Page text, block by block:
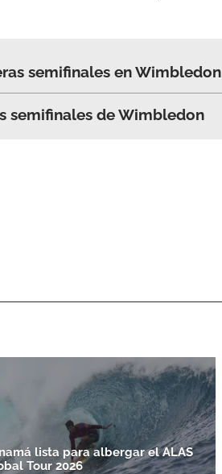
semifinales en Wimbledon
semifinales de Wimbledon
lista para albergar el ALAS
Tour 2026